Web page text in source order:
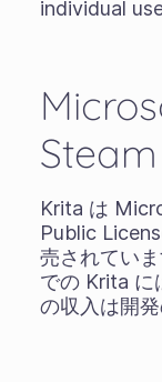
individual
Krita は
Public
売されてい
での Krita に
の収入は開